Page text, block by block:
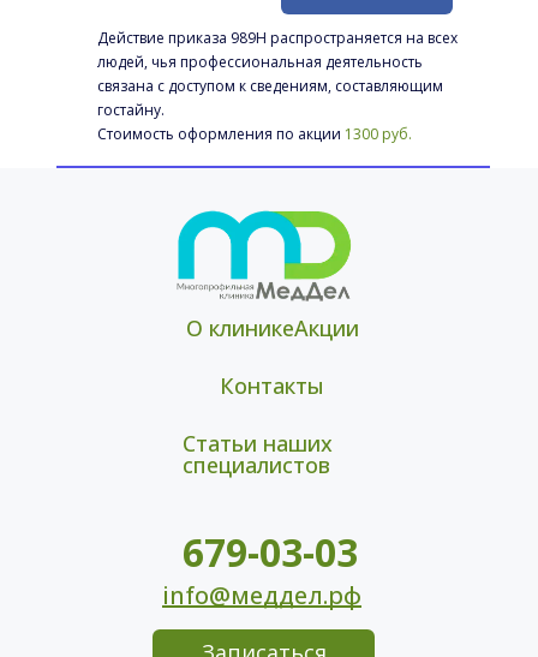
Действие приказа 989Н распространяется на всех
людей, чья профессиональная деятельность
связана с доступом к сведениям, составляющим
гостайну.
Стоимость оформления по акции 1300 руб.
О клиникеАкции
Контакты
Статьи наших
специалистов
679-03-03
info@меддел.рф